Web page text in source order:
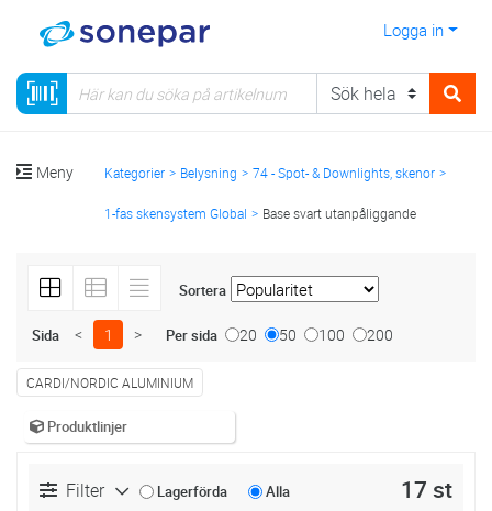
Logga in
Meny Kategorier Belysning 74 - Spot- & Downlights, skenor
1-fas skensystem Global Base svart utanpåliggande
Sortera
Sida < 1 > Per sida 20 50 100 200
CARDI/NORDIC ALUMINIUM
Produktlinjer
Filter Lagerförda Alla 17 st